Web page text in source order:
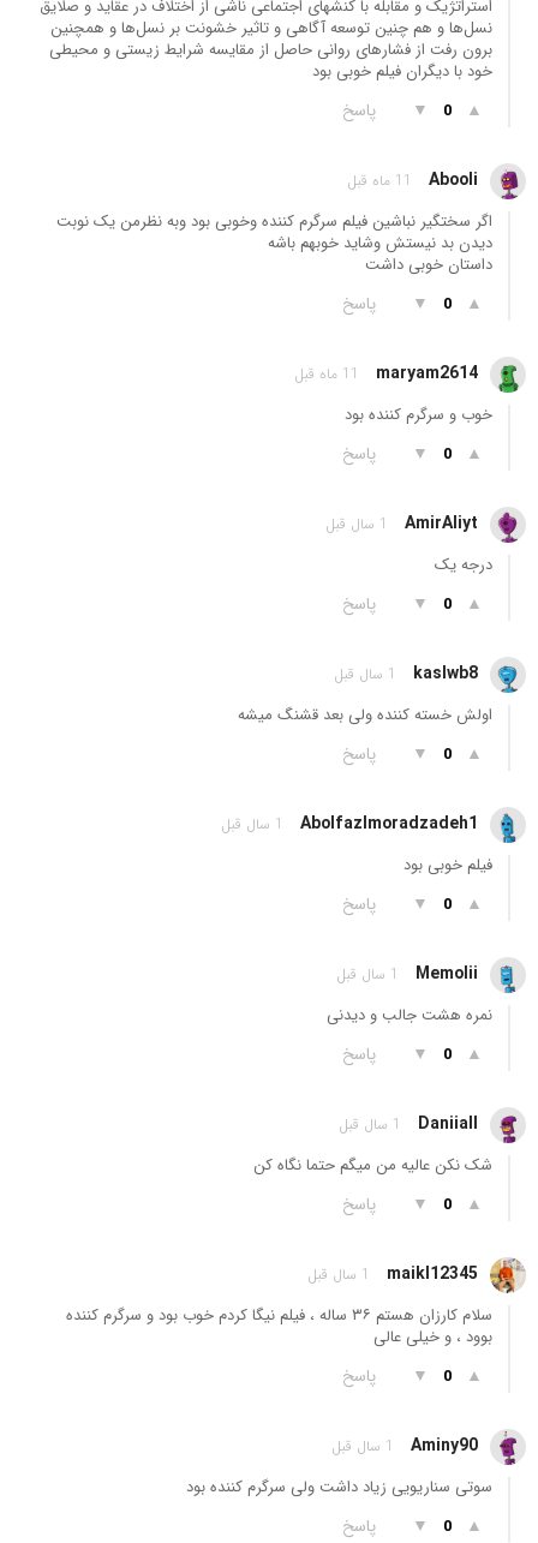
استراتژیک و مقابله با کنشهای اجتماعی ناشی از اختلاف در عقاید و صلایق
نسل‌ها و هم چنین توسعه آگاهی و تاثیر خشونت بر نسل‌ها و همچنین
برون رفت از فشارهای روانی حاصل از مقایسه شرایط زیستی و محیطی
خود با دیگران فیلم خوبی بود
▲
0
▼ پاسخ
Abooli 11 ماه قبل
اگر سختگیر نباشین فیلم سرگرم کننده وخوبی بود وبه نظرمن یک نوبت
دیدن بد نیستش وشاید خوبهم باشه
داستان خوبی داشت
▲
0
▼ پاسخ
maryam2614 11 ماه قبل
خوب و سرگرم کننده بود
▲
0
▼ پاسخ
AmirAliyt 1 سال قبل
درجه یک
▲
0
▼ پاسخ
kaslwb8 1 سال قبل
اولش خسته کننده ولی بعد قشنگ میشه
▲
0
▼ پاسخ
Abolfazlmoradzadeh1 1 سال قبل
فیلم خوبی بود
▲
0
▼ پاسخ
Memolii 1 سال قبل
نمره هشت جالب و دیدنی
▲
0
▼ پاسخ
Daniiall 1 سال قبل
شک نکن عالیه من میگم حتما نگاه کن
▲
0
▼ پاسخ
maikl12345 1 سال قبل
سلام کارزان هستم ۳۶ سالە ، فیلم نیگا کردم خوب بود و سرگرم کنندە
بوود ، و خیلی عالی
▲
0
▼ پاسخ
Aminy90 1 سال قبل
سوتی سناریویی زیاد داشت ولی سرگرم کننده بود
▲
0
▼ پاسخ